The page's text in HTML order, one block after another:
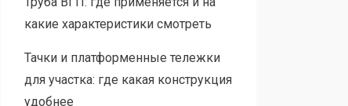
какие характеристики смотреть
Тачки и платформенные тележки
для участка: где какая конструкция
удобнее